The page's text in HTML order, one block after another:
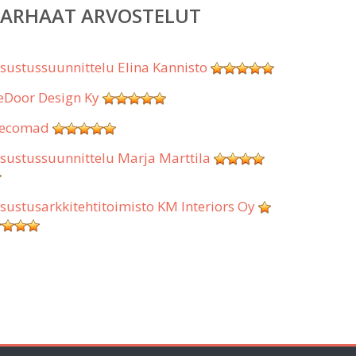
ARVOSTELUT
Elina Kannisto
Design Ky
Marja Marttila
KM Interiors Oy